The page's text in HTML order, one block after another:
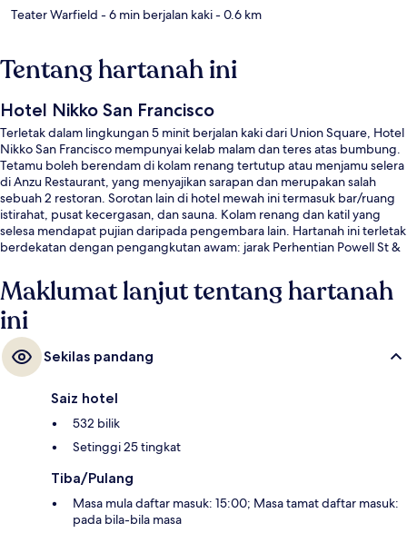
Teater Warfield - 6 min berjalan kaki- 0.6 km
Tentang hartanah ini
Hotel Nikko San Francisco
Terletak dalam lingkungan 5 minit berjalan kaki dari Union Square, Hotel
Nikko San Francisco mempunyai kelab malam dan teres atas bumbung.
Tetamu boleh berendam di kolam renang tertutup atau menjamu selera
di Anzu Restaurant, yang menyajikan sarapan dan merupakan salah
sebuah 2 restoran. Sorotan lain di hotel mewah ini termasuk bar/ruang
istirahat, pusat kecergasan, dan sauna. Kolam renang dan katil yang
selesa mendapat pujian daripada pengembara lain. Hartanah ini terletak
berdekatan dengan pengangkutan awam: jarak Perhentian Powell St &
Blvd ialah 3 minit.
Maklumat lanjut tentang hartanah
ini
Sekilas pandang
Saiz hotel
532 bilik
Setinggi 25 tingkat
Tiba/Pulang
Masa mula daftar masuk: 15:00; Masa tamat daftar masuk:
pada bila-bila masa